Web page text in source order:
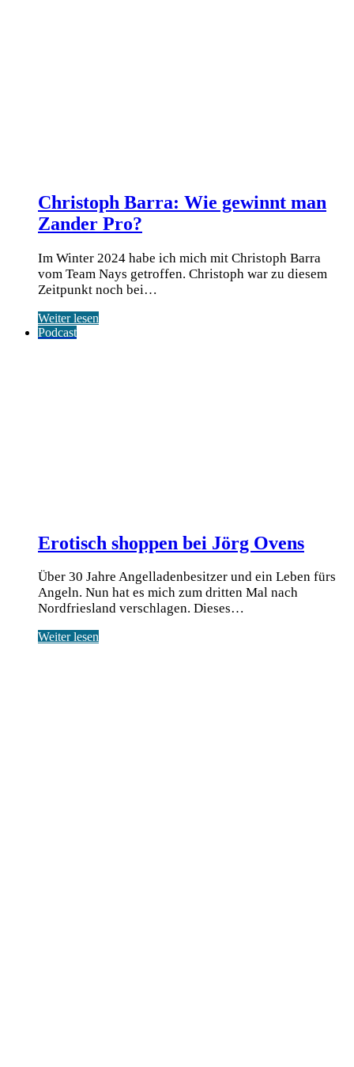
Christoph Barra: Wie gewinnt man
Zander Pro?
Im Winter 2024 habe ich mich mit Christoph Barra
vom Team Nays getroffen. Christoph war zu diesem
Zeitpunkt noch bei…
Weiter lesen
Podcast
Erotisch shoppen bei Jörg Ovens
Über 30 Jahre Angelladenbesitzer und ein Leben fürs
Angeln. Nun hat es mich zum dritten Mal nach
Nordfriesland verschlagen. Dieses…
Weiter lesen